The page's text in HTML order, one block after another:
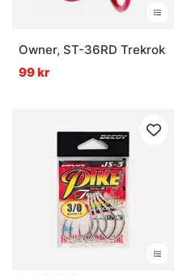
Owner, ST-36RD Trekrok
99 kr